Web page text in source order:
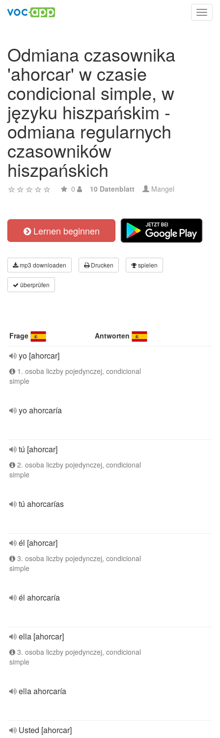
Odmiana czasownika
'ahorcar' w czasie
condicional simple, w
języku hiszpańskim -
odmiana regularnych
czasowników
hiszpańskich
0 10 Datenblatt Mangel
Lernen beginnen
mp3 downloaden Drucken spielen
überprüfen
Frage Antworten
yo [ahorcar]
1. osoba liczby pojedynczej, condicional
simple
yo ahorcaría
tú [ahorcar]
2. osoba liczby pojedynczej, condicional
simple
tú ahorcarías
él [ahorcar]
3. osoba liczby pojedynczej, condicional
simple
él ahorcaría
ella [ahorcar]
3. osoba liczby pojedynczej, condicional
simple
ella ahorcaría
Usted [ahorcar]